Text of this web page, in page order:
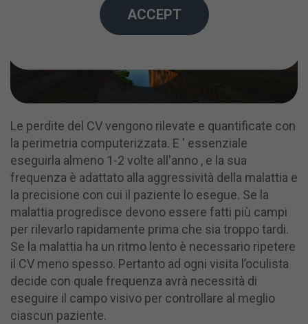
Le perdite del CV vengono rilevate e quantificate con
la perimetria computerizzata. E ' essenziale
eseguirla almeno 1-2 volte all'anno , e la sua
frequenza è adattato alla aggressività della malattia e
la precisione con cui il paziente lo esegue. Se la
malattia progredisce devono essere fatti più campi
per rilevarlo rapidamente prima che sia troppo tardi.
Se la malattia ha un ritmo lento è necessario ripetere
il CV meno spesso. Pertanto ad ogni visita l’oculista
decide con quale frequenza avrà necessità di
eseguire il campo visivo per controllare al meglio
ciascun paziente.
ACCEPT